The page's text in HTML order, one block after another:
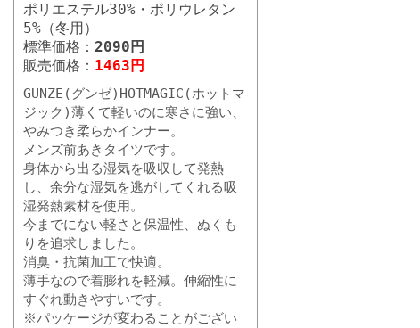
ポリエステル30%・ポリウレタン
5%（冬用）
標準価格： 2090円
販売価格： 1463円
GUNZE(グンゼ)HOTMAGIC(ホットマ
ジック)薄くて軽いのに寒さに強い、
やみつき柔らかインナー。
メンズ前あきタイツです。
身体から出る湿気を吸収して発熱
し、余分な湿気を逃がしてくれる吸
湿発熱素材を使用。
今までにない軽さと保温性、ぬくも
りを追求しました。
消臭・抗菌加工で快適。
薄手なので着膨れを軽減。伸縮性に
すぐれ動きやすいです。
※パッケージが変わることがござい